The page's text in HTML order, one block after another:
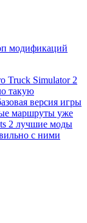
модификаций
Truck Simulator 2
такую
версия игры
маршруты уже
2 лучшие моды
с ними